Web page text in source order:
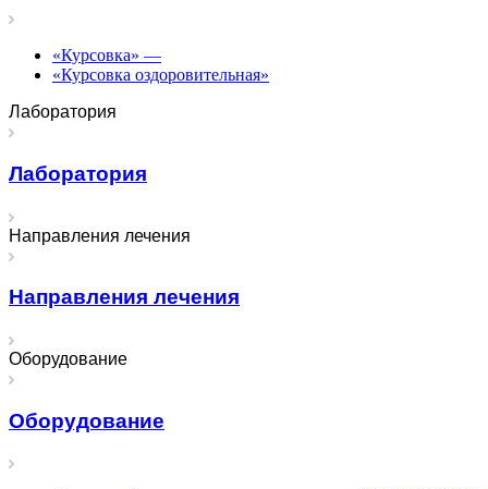
«Курсовка» —
«Курсовка оздоровительная»
Лаборатория
Лаборатория
Направления лечения
Направления лечения
Оборудование
Оборудование